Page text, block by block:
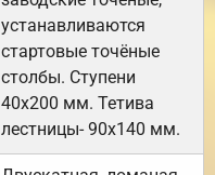
устанавливаются
стартовые точёные
столбы. Ступени
40х200 мм. Тетива
лестницы- 90х140 мм.